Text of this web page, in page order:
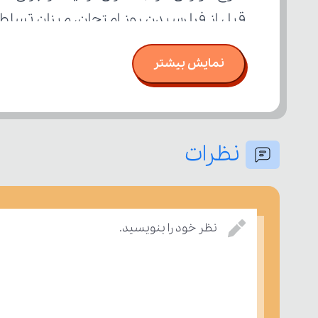
قبل از فرا رسیدن روز امتحان، میزان
نمایش بیشتر
نظرات
نظر خود را بنویسید.